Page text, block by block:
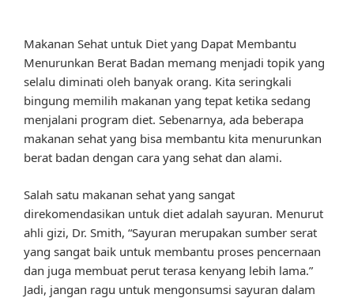
Makanan Sehat untuk Diet yang Dapat Membantu
Menurunkan Berat Badan memang menjadi topik yang
selalu diminati oleh banyak orang. Kita seringkali
bingung memilih makanan yang tepat ketika sedang
menjalani program diet. Sebenarnya, ada beberapa
makanan sehat yang bisa membantu kita menurunkan
berat badan dengan cara yang sehat dan alami.
Salah satu makanan sehat yang sangat
direkomendasikan untuk diet adalah sayuran. Menurut
ahli gizi, Dr. Smith, “Sayuran merupakan sumber serat
yang sangat baik untuk membantu proses pencernaan
dan juga membuat perut terasa kenyang lebih lama.”
Jadi, jangan ragu untuk mengonsumsi sayuran dalam